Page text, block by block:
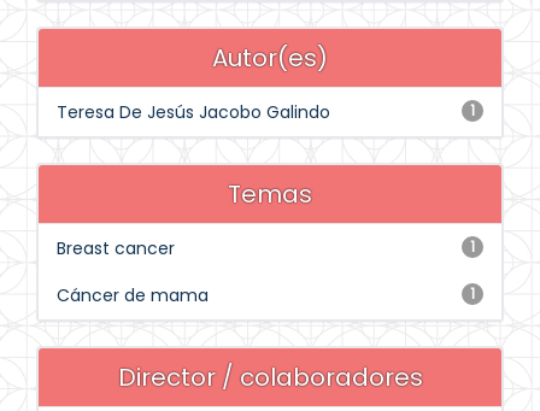
Autor(es)
1
Teresa De Jesús Jacobo Galindo
Temas
1
Breast cancer
1
Cáncer de mama
Director / colaboradores